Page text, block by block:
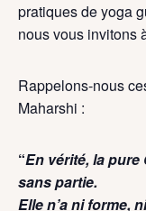
pratiques de yoga
nous vous invitons
Rappelons-nous
Maharshi :
“En vérité, la
sans partie.
Elle n’a ni forme,